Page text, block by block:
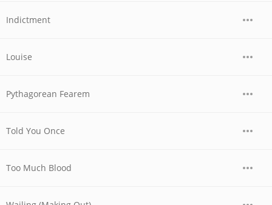
Indictment
Louise
Pythagorean Fearem
Told You Once
Too Much Blood